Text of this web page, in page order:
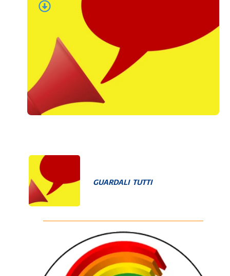
GUARDALI TUTTI